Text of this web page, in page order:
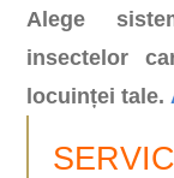
Alege
insectelor
locuinței tale.